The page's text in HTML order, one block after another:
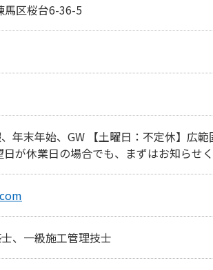
馬区桜台6-36-5
年末年始、GW 【土曜日：不定休】広
が休業日の場合でも、まずはお知らせく
、一級施工管理技士